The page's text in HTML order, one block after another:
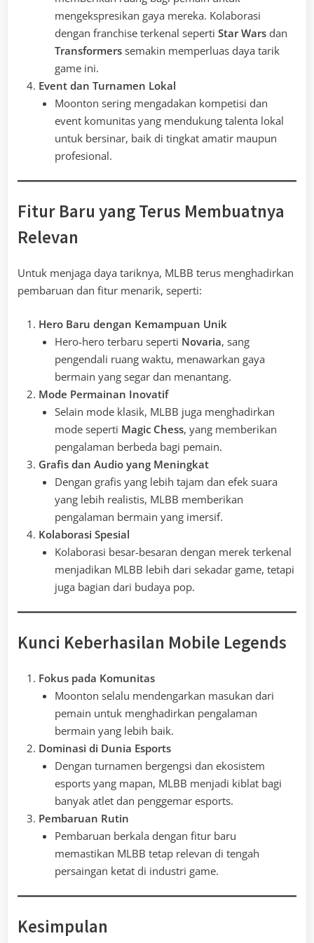
mengekspresikan gaya mereka. Kolaborasi
dengan franchise terkenal seperti Star Warsdan
Transformerssemakin memperluas daya tarik
game ini.
Event dan Turnamen Lokal
Moonton sering mengadakan kompetisi dan
event komunitas yang mendukung talenta lokal
untuk bersinar, baik di tingkat amatir maupun
profesional.
Fitur Baru yang Terus Membuatnya
Relevan
Untuk menjaga daya tariknya, MLBB terus menghadirkan
pembaruan dan fitur menarik, seperti:
Hero Baru dengan Kemampuan Unik
Hero-hero terbaru seperti Novaria, sang
pengendali ruang waktu, menawarkan gaya
bermain yang segar dan menantang.
Mode Permainan Inovatif
Selain mode klasik, MLBB juga menghadirkan
mode seperti Magic Chess, yang memberikan
pengalaman berbeda bagi pemain.
Grafis dan Audio yang Meningkat
Dengan grafis yang lebih tajam dan efek suara
yang lebih realistis, MLBB memberikan
pengalaman bermain yang imersif.
Kolaborasi Spesial
Kolaborasi besar-besaran dengan merek terkenal
menjadikan MLBB lebih dari sekadar game, tetapi
juga bagian dari budaya pop.
Kunci Keberhasilan Mobile Legends
Fokus pada Komunitas
Moonton selalu mendengarkan masukan dari
pemain untuk menghadirkan pengalaman
bermain yang lebih baik.
Dominasi di Dunia Esports
Dengan turnamen bergengsi dan ekosistem
esports yang mapan, MLBB menjadi kiblat bagi
banyak atlet dan penggemar esports.
Pembaruan Rutin
Pembaruan berkala dengan fitur baru
memastikan MLBB tetap relevan di tengah
persaingan ketat di industri game.
Kesimpulan